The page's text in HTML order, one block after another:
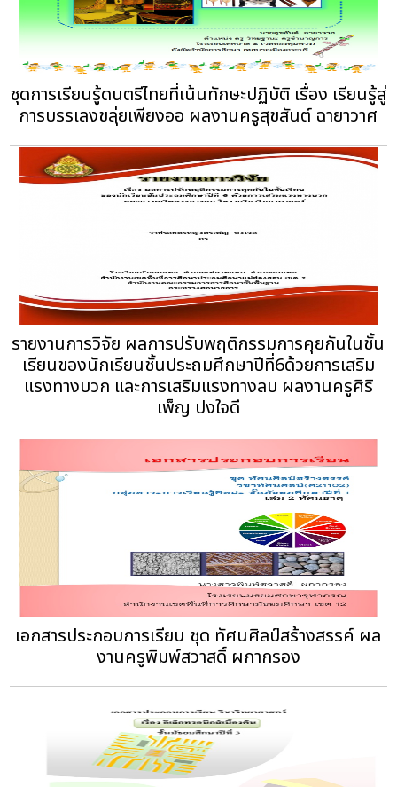
ชุดการเรียนรู้ดนตรีไทยที่เน้นทักษะปฏิบัติ เรื่อง เรียนรู้สู่
การบรรเลงขลุ่ยเพียงออ ผลงานครูสุขสันต์ ฉายาวาศ
รายงานการวิจัย ผลการปรับพฤติกรรมการคุยกันในชั้น
เรียนของนักเรียนชั้นประถมศึกษาปีที่6ด้วยการเสริม
แรงทางบวก และการเสริมแรงทางลบ ผลงานครูศิริ
เพ็ญ ปงใจดี
เอกสารประกอบการเรียน ชุด ทัศนศิลป์สร้างสรรค์ ผล
งานครูพิมพ์สวาสดิ์ ผกากรอง